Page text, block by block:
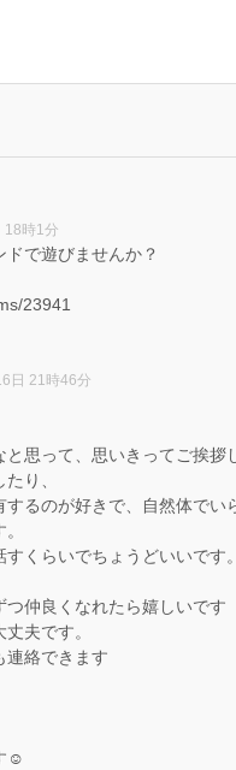
18時1分
で遊びませんか？
23941
日 21時46分
思って、思いきってご挨拶
り、
るのが好きで、自然体で
くらいでちょうどいいです。
仲良くなれたら嬉しいです
夫です。
連絡できます
☺️